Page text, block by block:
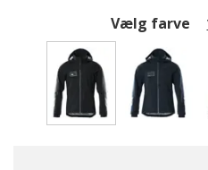
Vælg farve